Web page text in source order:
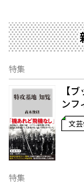
特集
【
ンフ
文
特集